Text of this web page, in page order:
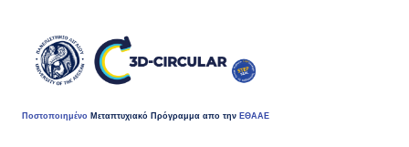
Ποστοποιημένο Μεταπτυχιακό Πρόγραμμα απο την ΕΘΑΑΕ